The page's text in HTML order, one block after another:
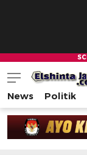
News Politik